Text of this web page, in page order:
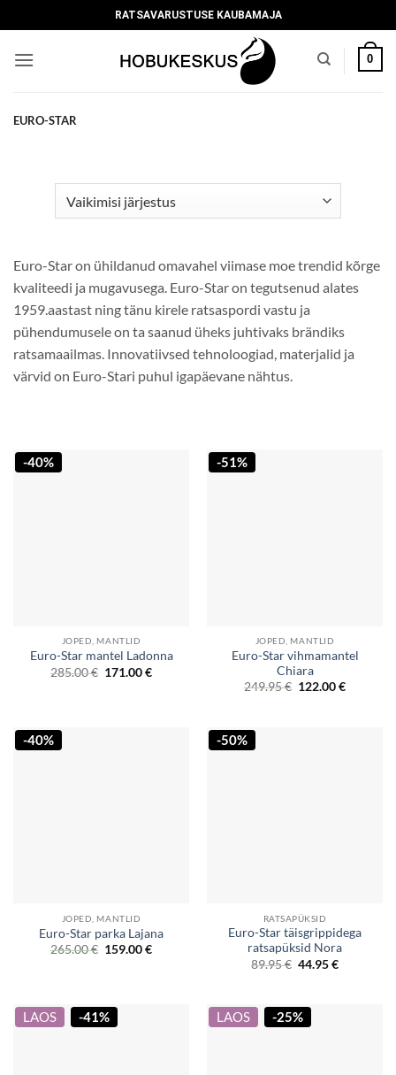
to
content
RATSAVARUSTUSE KAUBAMAJA
0
EURO-STAR
Euro-Star on ühildanud omavahel viimase moe trendid kõrge
kvaliteedi ja mugavusega. Euro-Star on tegutsenud alates
1959.aastast ning tänu kirele ratsaspordi vastu ja
pühendumusele on ta saanud üheks juhtivaks brändiks
ratsamaailmas. Innovatiivsed tehnoloogiad, materjalid ja
värvid on Euro-Stari puhul igapäevane nähtus.
-40%
JOPED, MANTLID
Euro-Star mantel Ladonna
285.00€ Original
171.00€Current
-51%
JOPED, MANTLID
Euro-Star vihmamantel
Chiara
249.95€ Original
122.00€Current
-40%
JOPED, MANTLID
Euro-Star parka Lajana
265.00€ Original
159.00€Current
-50%
RATSAPÜKSID
Euro-Star täisgrippidega
ratsapüksid Nora
89.95€ Original
44.95€Current
LAOS -41% LAOS -25%